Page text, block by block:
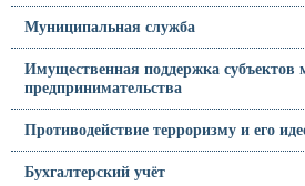
Муниципальная служба
Имущественная поддержка субъектов
предпринимательства
Противодействие терроризму и его
Бухгалтерский учёт